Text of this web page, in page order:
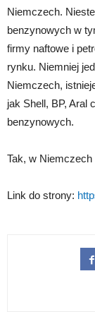
Niemczech.
benzynowych w
firmy naftowe i
rynku. Niemniej
Niemczech,
jak Shell, BP, Aral
benzynowych.
Tak, w Niemczech
Link do strony: